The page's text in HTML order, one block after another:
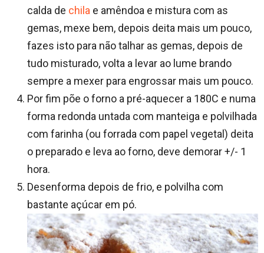
calda de chila e amêndoa e mistura com as
gemas, mexe bem, depois deita mais um pouco,
fazes isto para não talhar as gemas, depois de
tudo misturado, volta a levar ao lume brando
sempre a mexer para engrossar mais um pouco.
Por fim põe o forno a pré-aquecer a 180C e numa
forma redonda untada com manteiga e polvilhada
com farinha (ou forrada com papel vegetal) deita
o preparado e leva ao forno, deve demorar +/- 1
hora.
Desenforma depois de frio, e polvilha com
bastante açúcar em pó.